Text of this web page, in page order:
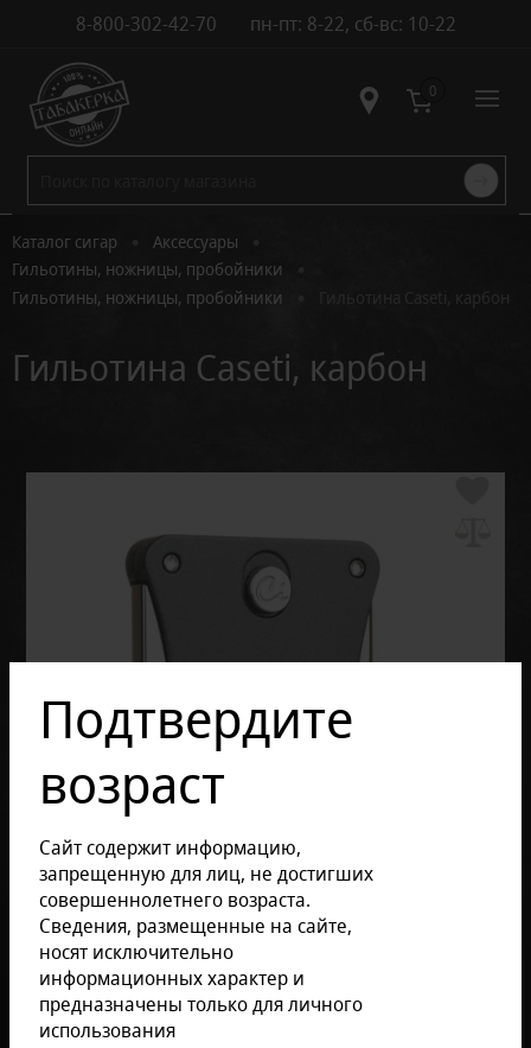
8-800-302-42-70 пн-пт: 8-22, сб-вс: 10-22
Контакты 0
Каталог сигар Аксессуары
Гильотины, ножницы, пробойники
Гильотины, ножницы, пробойники Гильотина Caseti, карбон
Гильотина Caseti, карбон
Подтвердите
возраст
Сайт содержит информацию,
запрещенную для лиц, не достигших
совершеннолетнего возраста.
Сведения, размещенные на сайте,
носят исключительно
информационных характер и
предназначены только для личного
использования